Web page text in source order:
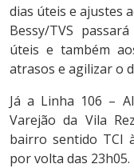
dias úteis e ajustes
Bessy/TVS
úteis e também
atrasos e agilizar o
Já a Linha 106 –
Varejão da Vila
bairro sentido TCI
por volta das 23h05.